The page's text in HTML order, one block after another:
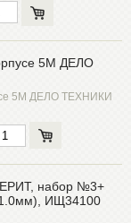
5М ДЕЛО
5М ДЕЛО ТЕХНИКИ
набор №3+
ИЩ34100